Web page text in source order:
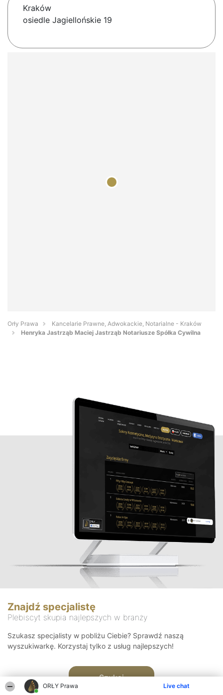
ORŁY Prawa Live chat
Kraków
osiedle Jagiellońskie 19
Orły Prawa
Kancelarie Prawne, Adwokackie, Notarialne - Kraków
Henryka Jastrząb Maciej Jastrząb Notariusze Spółka Cywilna
Znajdź specjalistę
Plebiscyt skupia najlepszych w branży
Szukasz specjalisty w pobliżu Ciebie? Sprawdź naszą
wyszukiwarkę. Korzystaj tylko z usług najlepszych!
Szukaj